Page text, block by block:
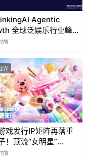
Agentic
全球泛娱乐行业峰
时代，人到底负
前
界
戏发行IP矩阵再落重
！顶流“女明星”
LOOPY 正版3D
前